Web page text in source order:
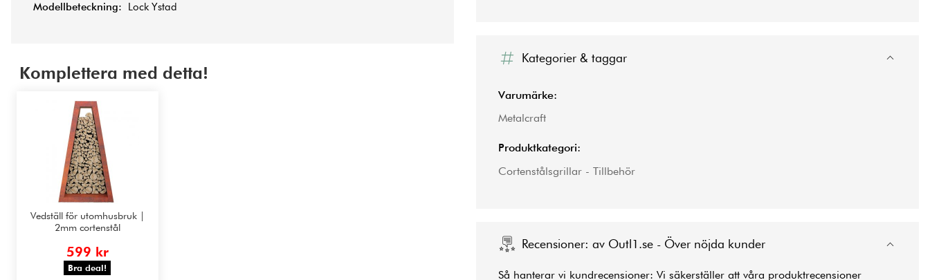
Modellbeteckning: Lock Ystad
Kategorier & taggar
Varumärke:
Metalcraft
Produktkategori:
Cortenstålsgrillar - Tillbehör
Komplettera med detta!
Vedställ för utomhusbruk |
2mm cortenstål
599 kr
Bra deal!
Recensioner: av Outl1.se - Över nöjda kunder
Så hanterar vi kundrecensioner: Vi säkerställer att våra produktrecensioner